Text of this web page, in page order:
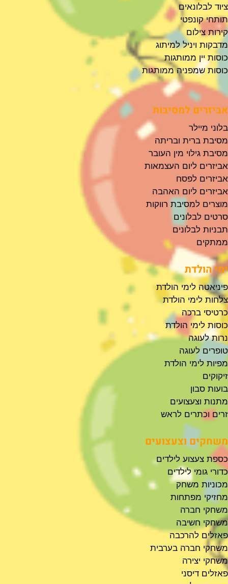
ציוד לבלונאים
תותחי קונפטי
קירות צילום
מדבקות ויניל למיתוג
כוסות יין ממותגות
כוסות שמפניה ממותגות
אביזרים למסיבות
בלוני מיילר
מסיבת ברית ובריתה
מסיבת גילוי מין העובר
אביזרים ליום העצמאות
אביזרים לפסח
אביזרים ליום האהבה
מוצרים למסיבת רווקות
סרטים לבלונים
תבניות לבלונים
ממתקים
ימי הולדת
פיניאטה לימי הולדת
צלחות לימי הולדת
כרטיסי ברכה
כוסות לימי הולדת
נרות לעוגה
טופרים לעוגה
מפיות לימי הולדת
זיקוקים
בועות סבון
מתנות וצעצועים
זרים וכתרים לראש
משחקים וצעצועים
כספת צעצוע לילדים
כדורי גומי לילדים
מכוניות משחק
מחזיקי מפתחות
משחקי חברה
משחקי חשיבה
פאזלים להרכבה
משחקי חברה בערבית
משחקי יצירה
פאזלים דיסני